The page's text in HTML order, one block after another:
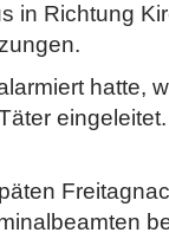
in Richtung
hatte,